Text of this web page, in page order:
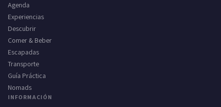
Agenda
Experiencias
Descubrir
Comer & Beber
Escapadas
Transporte
Guía Práctica
Nomads
INFORMACIÓN